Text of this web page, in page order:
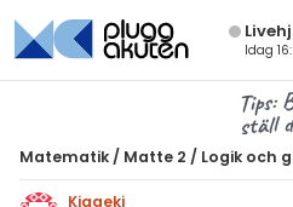
Idag
Matematik / Matte 2 / Logik och
Kiageki
Alla trådar